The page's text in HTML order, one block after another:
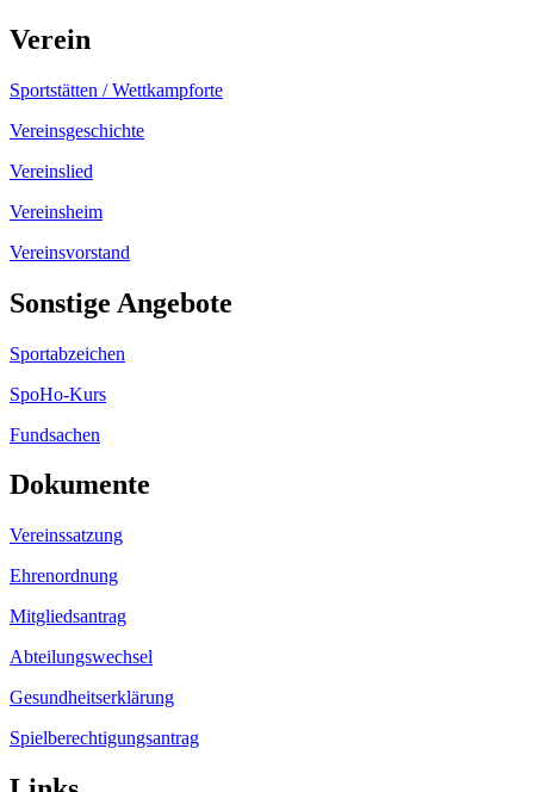
Verein
Sportstätten / Wettkampforte
Vereinsgeschichte
Vereinslied
Vereinsheim
Vereinsvorstand
Sonstige Angebote
Sportabzeichen
SpoHo-Kurs
Fundsachen
Dokumente
Vereinssatzung
Ehrenordnung
Mitgliedsantrag
Abteilungswechsel
Gesundheitserklärung
Spielberechtigungsantrag